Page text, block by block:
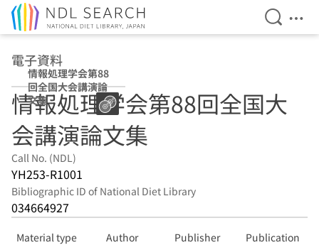
Open
電子資料
情報処理学会第88
回全国大会講演論
文集
情報処理学会第88回全国大
会講演論文集
Call No. (NDL)
YH253-R1001
Bibliographic ID of National Diet Library
034664927
Material type Author Publisher
Publication